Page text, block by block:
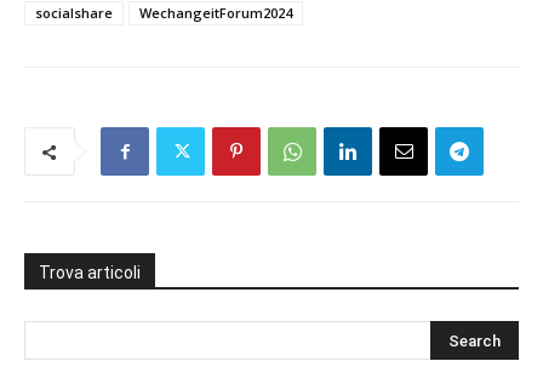
socialshare
WechangeitForum2024
Trova articoli